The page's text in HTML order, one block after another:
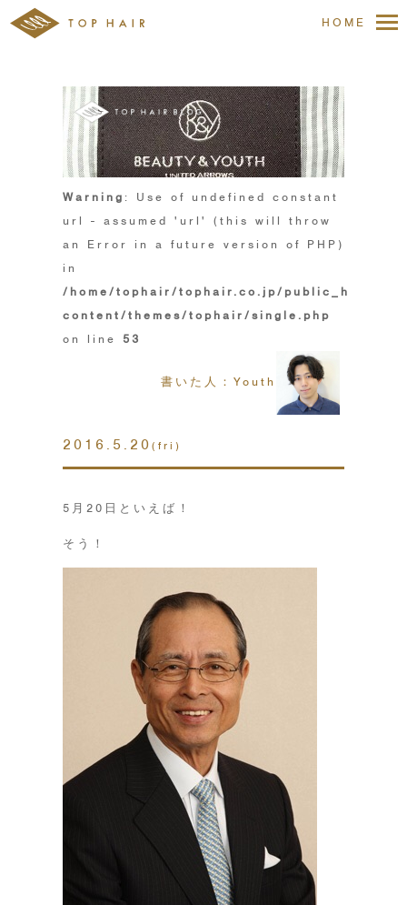
HOME
Warning : Use of undefined constant
url - assumed 'url' (this will throw
an Error in a future version of PHP)
in
/home/tophair/tophair.co.jp/public_html/
content/themes/tophair/single.php
on line 53
書いた人：Youth
2016.5.20(fri)
5月20日といえば！
そう！